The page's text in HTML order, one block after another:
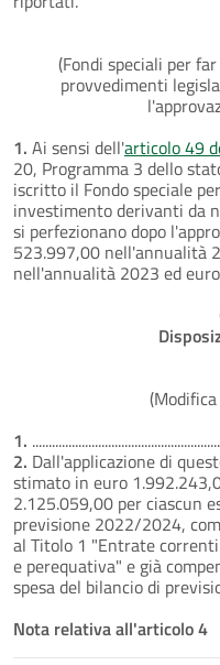
(Fondi speciali per
provvedimenti
1. Ai sensi dell'articolo 49
20, Programma 3 dello
iscritto il Fondo speciale
investimento derivanti da
si perfezionano dopo
523.997,00 nell'annualità
nell'annualità 2023 ed
1.
2. Dall'applicazione di
stimato in euro
2.125.059,00 per ciascun
previsione 2022/2024,
al Titolo 1 "Entrate
e perequativa" e già
spesa del bilancio di
Nota relativa all'articolo 4